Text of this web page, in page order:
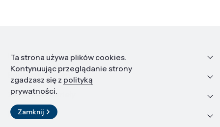
Informacje
Edukacja i kariera
Zasoby i materiały
Kontakt
Ta strona używa plików cookies.
Kontynuując przeglądanie strony
zgadzasz się z polityką
prywatności.
Zamknij